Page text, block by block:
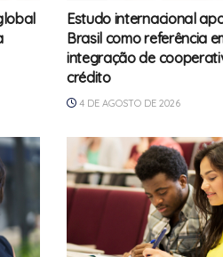
Estudo internacional
Brasil como referência
integração de
crédito
4 DE AGOSTO DE 2026